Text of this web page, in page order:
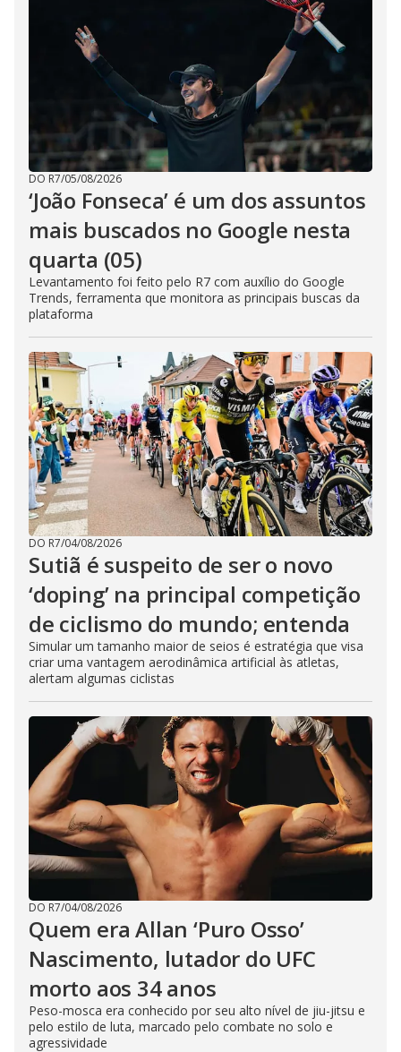
DO R7/05/08/2026
‘João Fonseca’ é um dos assuntos
mais buscados no Google nesta
quarta (05)
Levantamento foi feito pelo R7 com auxílio do Google
Trends, ferramenta que monitora as principais buscas da
plataforma
DO R7/04/08/2026
Sutiã é suspeito de ser o novo
‘doping’ na principal competição
de ciclismo do mundo; entenda
Simular um tamanho maior de seios é estratégia que visa
criar uma vantagem aerodinâmica artificial às atletas,
alertam algumas ciclistas
DO R7/04/08/2026
Quem era Allan ‘Puro Osso’
Nascimento, lutador do UFC
morto aos 34 anos
Peso-mosca era conhecido por seu alto nível de jiu-jitsu e
pelo estilo de luta, marcado pelo combate no solo e
agressividade